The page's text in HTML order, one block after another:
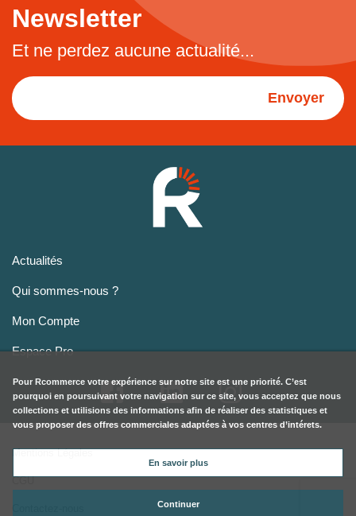
Newsletter
Et ne perdez aucune actualité...
Envoyer
Actualités
Qui sommes-nous ?
Mon Compte
Espace Pro
Mentions Légales
CGU
Pour Rcommerce votre expérience sur notre site est une priorité. C’est
pourquoi en poursuivant votre navigation sur ce site, vous acceptez que nous
collections et utilisions des informations afin de réaliser des statistiques et
vous proposer des offres commerciales adaptées à vos centres d’intérets.
En savoir plus
Continuer